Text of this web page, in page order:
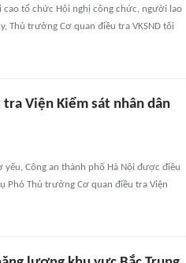
cao tổ chức Hội nghị công chức, người lao
Thủ trưởng Cơ quan điều tra VKSND tối
Viện Kiểm sát nhân dân
Công an thành phố Hà Nội được điều
Phó Thủ trưởng Cơ quan điều tra Viện